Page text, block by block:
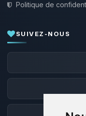
Politique de
SUIVEZ-NOUS